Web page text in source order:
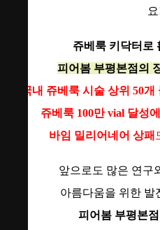
쥬베룩 키닥터로
피어봄 부평본점의
국내 쥬베룩 시술 상위 50
쥬베룩 100만 vial 달성
바임 밀리어네어 상패
앞으로도 많은 연구
아름다움을 위한 발
피어봄 부평본점